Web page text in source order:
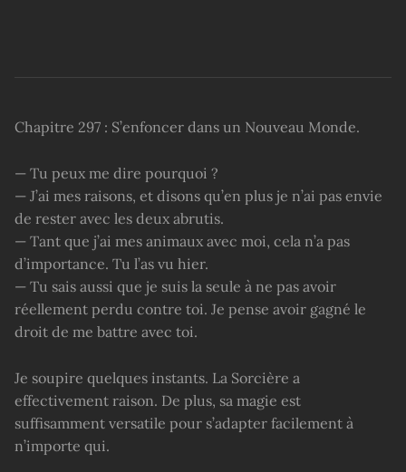
Chapitre 297 : S’enfoncer dans un Nouveau Monde.
— Tu peux me dire pourquoi ?
— J’ai mes raisons, et disons qu’en plus je n’ai pas envie
de rester avec les deux abrutis.
— Tant que j’ai mes animaux avec moi, cela n’a pas
d’importance. Tu l’as vu hier.
— Tu sais aussi que je suis la seule à ne pas avoir
réellement perdu contre toi. Je pense avoir gagné le
droit de me battre avec toi.
Je soupire quelques instants. La Sorcière a
effectivement raison. De plus, sa magie est
suffisamment versatile pour s’adapter facilement à
n’importe qui.